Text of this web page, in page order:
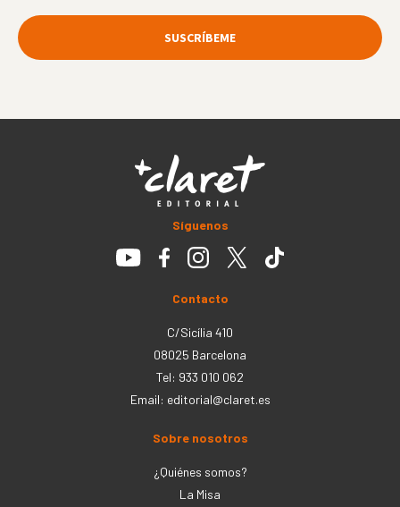
Síguenos
Contacto
C/Sicília 410
08025 Barcelona
Tel: 933 010 062
Email: editorial@claret.es
Sobre nosotros
¿Quiénes somos?
La Misa